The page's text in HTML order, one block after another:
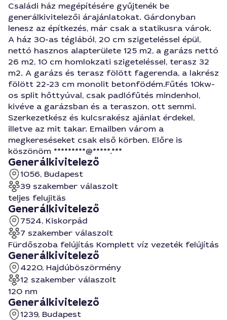
Családi ház megépítésére gyűjtenék be
generálkivitelezői árajánlatokat. Gárdonyban
lenesz az építkezés, már csak a statikusra várok.
A ház 30-as téglából, 20 cm szigeteléssel épül,
nettó hasznos alapterülete 125 m2, a garázs nettó
26 m2, 10 cm homlokzati szigeteléssel, terasz 32
m2. A garázs és terasz fölött fagerenda, a lakrész
fölött 22-23 cm monolit betonfödém.Fűtés 10kw-
os split hőttyúval, csak padlófűtés mindenhol,
kivéve a garázsban és a teraszon, ott semmi.
Szerkezetkész és kulcsrakész ajánlat érdekel,
illetve az mit takar. Emailben várom a
megkereséseket csak első körben. Előre is
köszönöm *********@*****.***
Generálkivitelező
1056, Budapest
39 szakember válaszolt
teljes felujitäs
Generálkivitelező
7524, Kiskorpád
7 szakember válaszolt
Fürdőszoba felújítás Komplett víz vezeték felújítás
Generálkivitelező
4220, Hajdúböszörmény
12 szakember válaszolt
120 nm
Generálkivitelező
1239, Budapest